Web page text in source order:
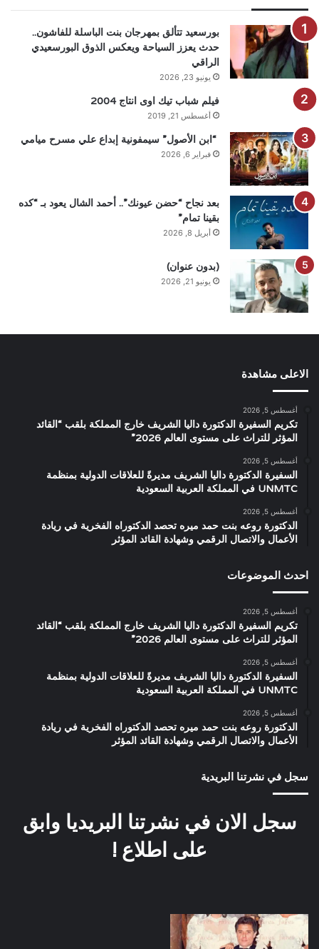
بورسعيد تتألق بمهرجان بنت الباسلة للفاشون..
حدث يعزز السياحة ويعكس الذوق البورسعيدي
الراقي
يونيو 23, 2026
فيلم شباب تيك اوى انتاج 2004
أغسطس 21, 2019
“ابن الأصول” سيمفونية إبداع علي مسرح ميامي
فبراير 6, 2026
بعد نجاح “حضن عيونك”.. أحمد الشال يعود بـ “كده
بقينا تمام”
أبريل 8, 2026
(بدون عنوان)
يونيو 21, 2026
الاعلى مشاهدة
أغسطس 5, 2026
تكريم السفيرة الدكتورة داليا الشريف خارج المملكة بلقب “القائد
المؤثر للتراث على مستوى العالم 2026”
أغسطس 5, 2026
السفيرة الدكتورة داليا الشريف مديرةً للعلاقات الدولية بمنظمة
UNMTC في المملكة العربية السعودية
أغسطس 5, 2026
الدكتورة روعه بنت حمد ميره تحصد الدكتوراه الفخرية في ريادة
الأعمال والاتصال الرقمي وشهادة القائد المؤثر
احدث الموضوعات
أغسطس 5, 2026
تكريم السفيرة الدكتورة داليا الشريف خارج المملكة بلقب “القائد
المؤثر للتراث على مستوى العالم 2026”
أغسطس 5, 2026
السفيرة الدكتورة داليا الشريف مديرةً للعلاقات الدولية بمنظمة
UNMTC في المملكة العربية السعودية
أغسطس 5, 2026
الدكتورة روعه بنت حمد ميره تحصد الدكتوراه الفخرية في ريادة
الأعمال والاتصال الرقمي وشهادة القائد المؤثر
سجل في نشرتنا البريدية
سجل الان في نشرتنا البريديا وابق
على اطلاع !
فيلم
سيداتي